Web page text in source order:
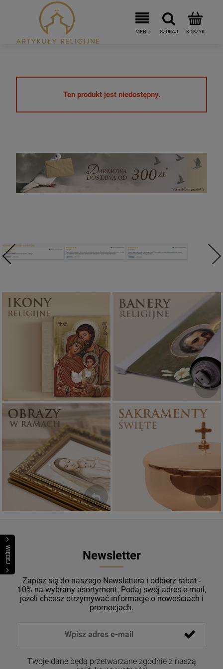
Magnesy religijne Kardynał Stefan
26,00 zł
WIĘCEJ
Ten produkt jest niedostępny.
Ikony religijne
PONAD 400
WZORÓW
Banery religijne
ZOBACZ
Obrazy religijne
PIĘKNE
WZORY
Sakramenty Święte
Newsletter
Zapisz się do naszego Newslettera i odbierz rabat -
10% na wybrany asortyment. Podaj swój adres e-mail,
jeżeli chcesz otrzymywać informacje o nowościach i
promocjach.
Twoje dane będą przetwarzane zgodnie z naszą